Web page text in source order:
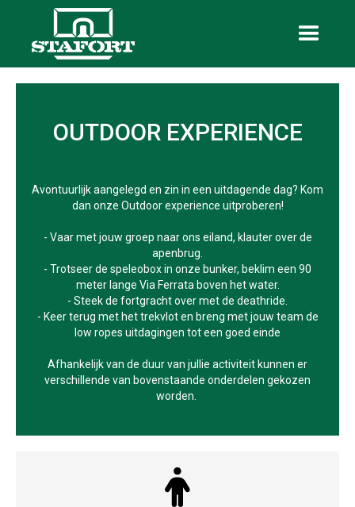
OUTDOOR EXPERIENCE
Avontuurlijk aangelegd en zin in een uitdagende dag? Kom
dan onze Outdoor experience uitproberen!
- Vaar met jouw groep naar ons eiland, klauter over de
apenbrug.
- Trotseer de speleobox in onze bunker, beklim een 90
meter lange Via Ferrata boven het water.
- Steek de fortgracht over met de deathride.
- Keer terug met het trekvlot en breng met jouw team de
low ropes uitdagingen tot een goed einde
Afhankelijk van de duur van jullie activiteit kunnen er
verschillende van bovenstaande onderdelen gekozen
worden.